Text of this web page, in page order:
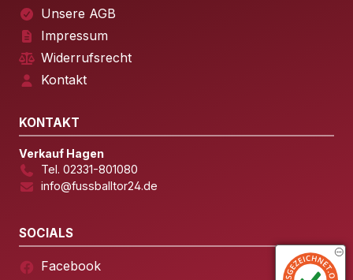
Unsere AGB
Impressum
Widerrufsrecht
Kontakt
KONTAKT
Verkauf Hagen
Tel. 02331-801080
info@fussballtor24.de
SOCIALS
Facebook